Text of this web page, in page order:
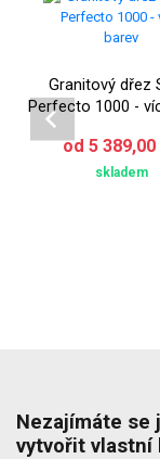
Granitový dřez
Perfecto 1000 -
od 5 389,00
skladem
Nezajímáte se
vytvořit vlastní